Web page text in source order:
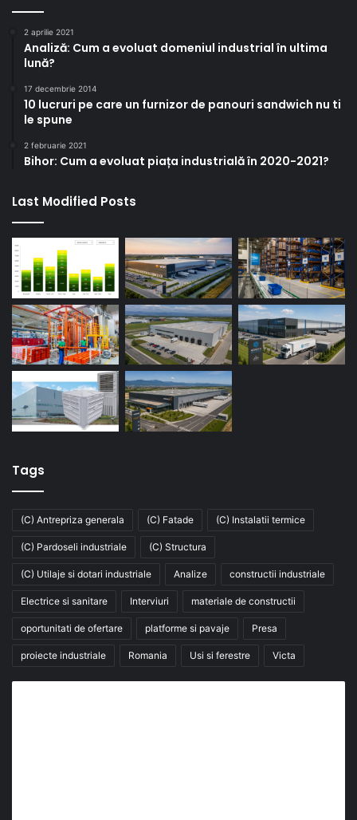
2 aprilie 2021
Analiză: Cum a evoluat domeniul industrial în ultima
lună?
17 decembrie 2014
10 lucruri pe care un furnizor de panouri sandwich nu ti
le spune
2 februarie 2021
Bihor: Cum a evoluat piața industrială în 2020-2021?
Last Modified Posts
Tags
(C) Antrepriza generala (C) Fatade (C) Instalatii termice
(C) Pardoseli industriale (C) Structura
(C) Utilaje si dotari industriale Analize constructii industriale
Electrice si sanitare Interviuri materiale de constructii
oportunitati de ofertare platforme si pavaje Presa
proiecte industriale Romania Usi si ferestre Victa